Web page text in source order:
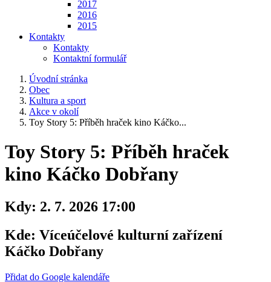
2017
2016
2015
Kontakty
Kontakty
Kontaktní formulář
Úvodní stránka
Obec
Kultura a sport
Akce v okolí
Toy Story 5: Příběh hraček kino Káčko...
Toy Story 5: Příběh hraček
kino Káčko Dobřany
Kdy: 2. 7. 2026 17:00
Kde: Víceúčelové kulturní zařízení
Káčko Dobřany
Přidat do Google kalendáře